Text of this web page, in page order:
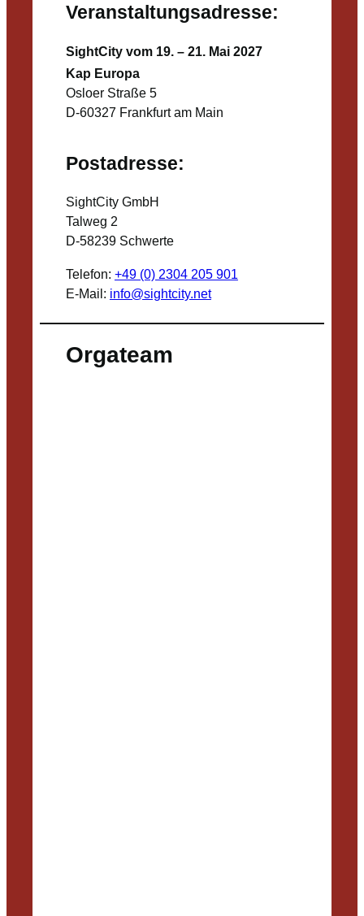
Veranstaltungsadresse:
SightCity vom 19. – 21. Mai 2027
Kap Europa
Osloer Straße 5
D-60327 Frankfurt am Main
Postadresse:
SightCity GmbH
Talweg 2
D-58239 Schwerte
Telefon: +49 (0) 2304 205 901
E-Mail: info@sightcity.net
Orgateam